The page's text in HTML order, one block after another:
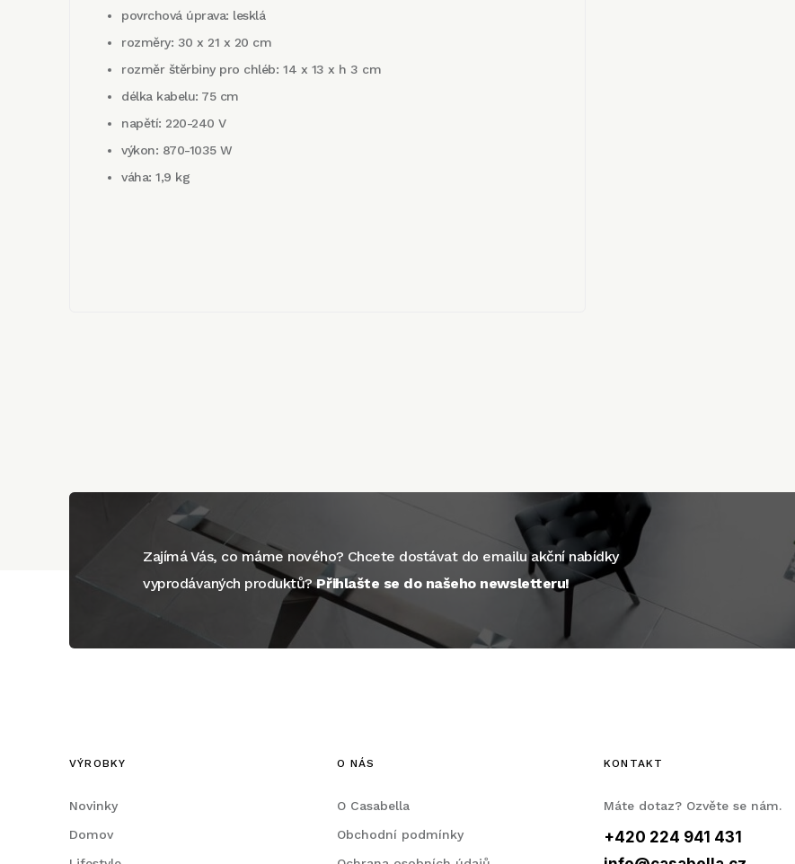
povrchová úprava: lesklá
rozměry: 30 x 21 x 20 cm
rozměr štěrbiny pro chléb: 14 x 13 x h 3 cm
délka kabelu: 75 cm
napětí: 220-240 V
výkon: 870-1035 W
váha: 1,9 kg
Zajímá Vás, co máme nového? Chcete dostávat do emailu akční nabídky
vyprodávaných produktů?Přihlašte se do našeho newsletteru!
VÝROBKY
Novinky
Domov
O NÁS
O Casabella
Obchodní podmínky
KONTAKT
Máte dotaz? Ozvěte se nám.
+420 224 941 431